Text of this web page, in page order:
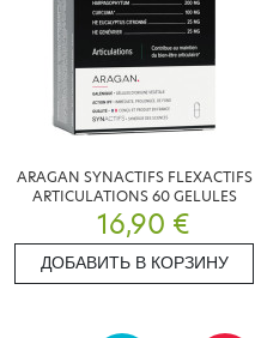
ARAGAN SYNACTIFS FLEXACTIFS
ARTICULATIONS 60 GELULES
16,90 €
ДОБАВИТЬ В КОРЗИНУ